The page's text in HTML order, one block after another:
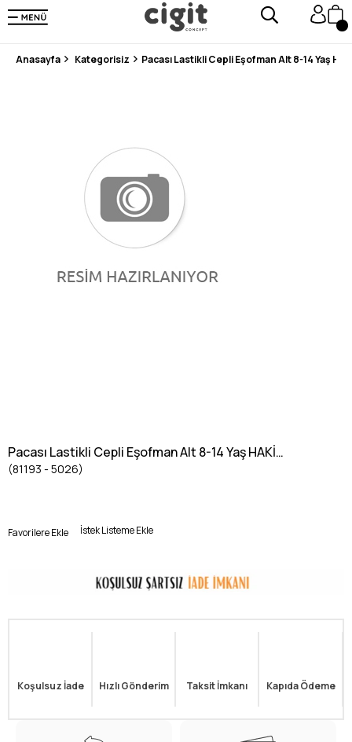
250.000'DEN FAZLA DEĞERLENDİRMEDE 5 ÜZERİNDEN 4.8 PUAN ALDI ⭐⭐⭐⭐⭐
3 MİLYONDAN FAZLA MUTLU MÜŞTERİ ❤️ 10 MİLYON ÜRÜN
Anasayfa Kategorisiz Pacası Lastikli Cepli Eşofman Alt 8-14 Yaş
Pacası Lastikli Cepli Eşofman Alt 8-14 Yaş HAKİ
YEŞİL
(81193 - 5026)
Favorilere Ekle İstek Listeme Ekle
Koşulsuz İade Hızlı Gönderim Taksit İmkanı Kapıda Ödeme